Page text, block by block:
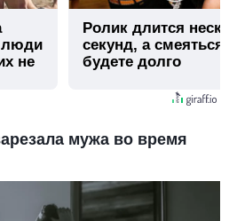
люди
не
Ролик длится
секунд, а
будете долго
мужа во время